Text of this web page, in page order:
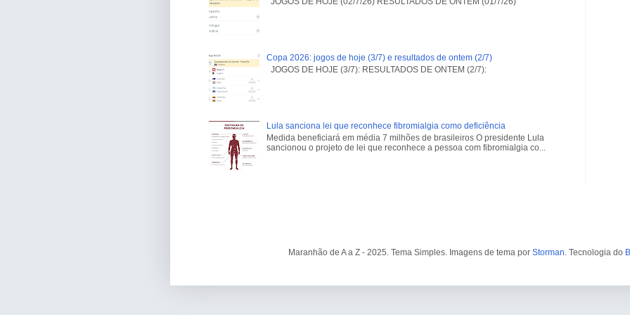
Copa 2026: jogos de hoje (3/7) e resultados de ontem (2/7)
JOGOS DE HOJE (3/7): RESULTADOS DE ONTEM (2/7):
Lula sanciona lei que reconhece fibromialgia como deficiência
Medida beneficiará em média 7 milhões de brasileiros O presidente Lula
sancionou o projeto de lei que reconhece a pessoa com fibromialgia co...
Maranhão de A a Z - 2025. Tema Simples. Imagens de tema por Storman . Tecnologia do